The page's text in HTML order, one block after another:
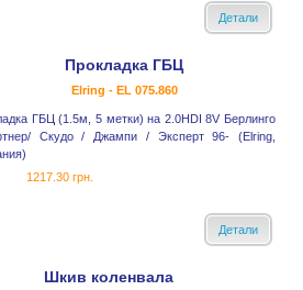
Детали
Прокладка ГБЦ
Elring - EL 075.860
ГБЦ (1.5м, 5 метки) на 2.0HDI 8V Берлинго
Скудо / Джампи / Эксперт 96- (Elring,
1217.30 грн.
Детали
Шкив коленвала